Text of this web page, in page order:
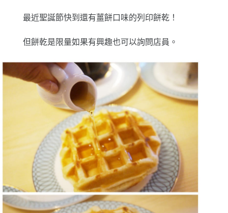
最近聖誕節快到還有薑餅口味的列印餅乾！
但餅乾是限量如果有興趣也可以詢問店員。